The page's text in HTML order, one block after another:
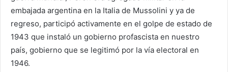
embajada argentina en la Italia de Mussolini y ya de
regreso, participó activamente en el golpe de estado de
1943 que instaló un gobierno profascista en nuestro
país, gobierno que se legitimó por la vía electoral en
1946.